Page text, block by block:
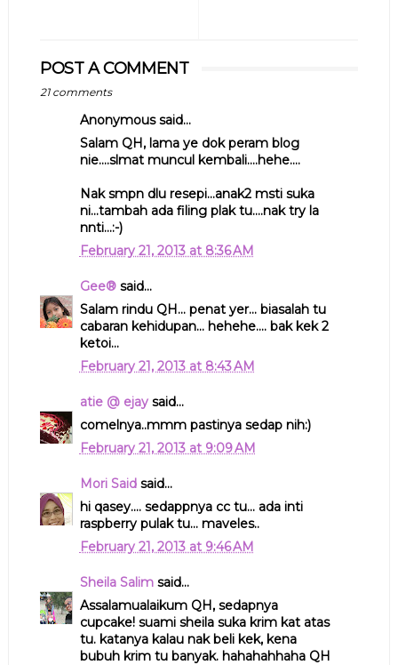
POST A COMMENT
21 comments
Anonymous said...
Salam QH, lama ye dok peram blog
nie....slmat muncul kembali....hehe....
Nak smpn dlu resepi...anak2 msti suka
ni...tambah ada filing plak tu....nak try la
nnti...:-)
February 21, 2013 at 8:36 AM
Gee®said...
Salam rindu QH... penat yer... biasalah tu
cabaran kehidupan... hehehe.... bak kek 2
ketoi...
February 21, 2013 at 8:43 AM
atie @ ejaysaid...
comelnya..mmm pastinya sedap nih:)
February 21, 2013 at 9:09 AM
Mori Saidsaid...
hi qasey.... sedappnya cc tu... ada inti
raspberry pulak tu... maveles..
February 21, 2013 at 9:46 AM
Sheila Salimsaid...
Assalamualaikum QH, sedapnya
cupcake! suami sheila suka krim kat atas
tu. katanya kalau nak beli kek, kena
bubuh krim tu banyak. hahahahhaha QH